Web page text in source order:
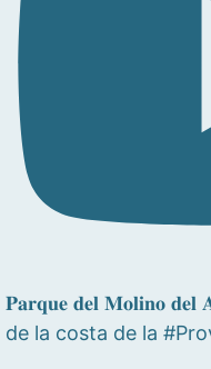
𝐏𝐚𝐫𝐪𝐮𝐞 𝐝𝐞𝐥 𝐌𝐨𝐥𝐢𝐧𝐨
de la costa de la